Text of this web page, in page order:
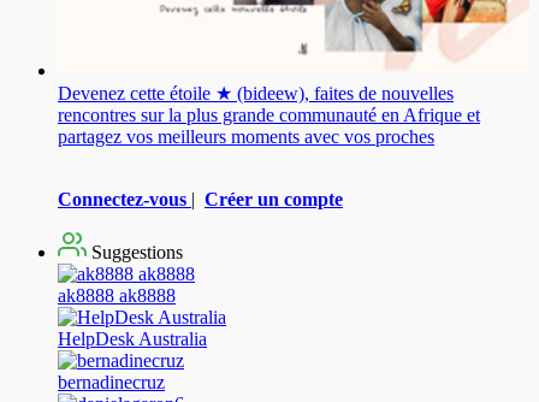
Devenez cette étoile ★ (bideew), faites de nouvelles
rencontres sur la plus grande communauté en Afrique et
partagez vos meilleurs moments avec vos proches
Connectez-vous | Créer un compte
Suggestions
ak8888 ak8888
HelpDesk Australia
bernadinecruz